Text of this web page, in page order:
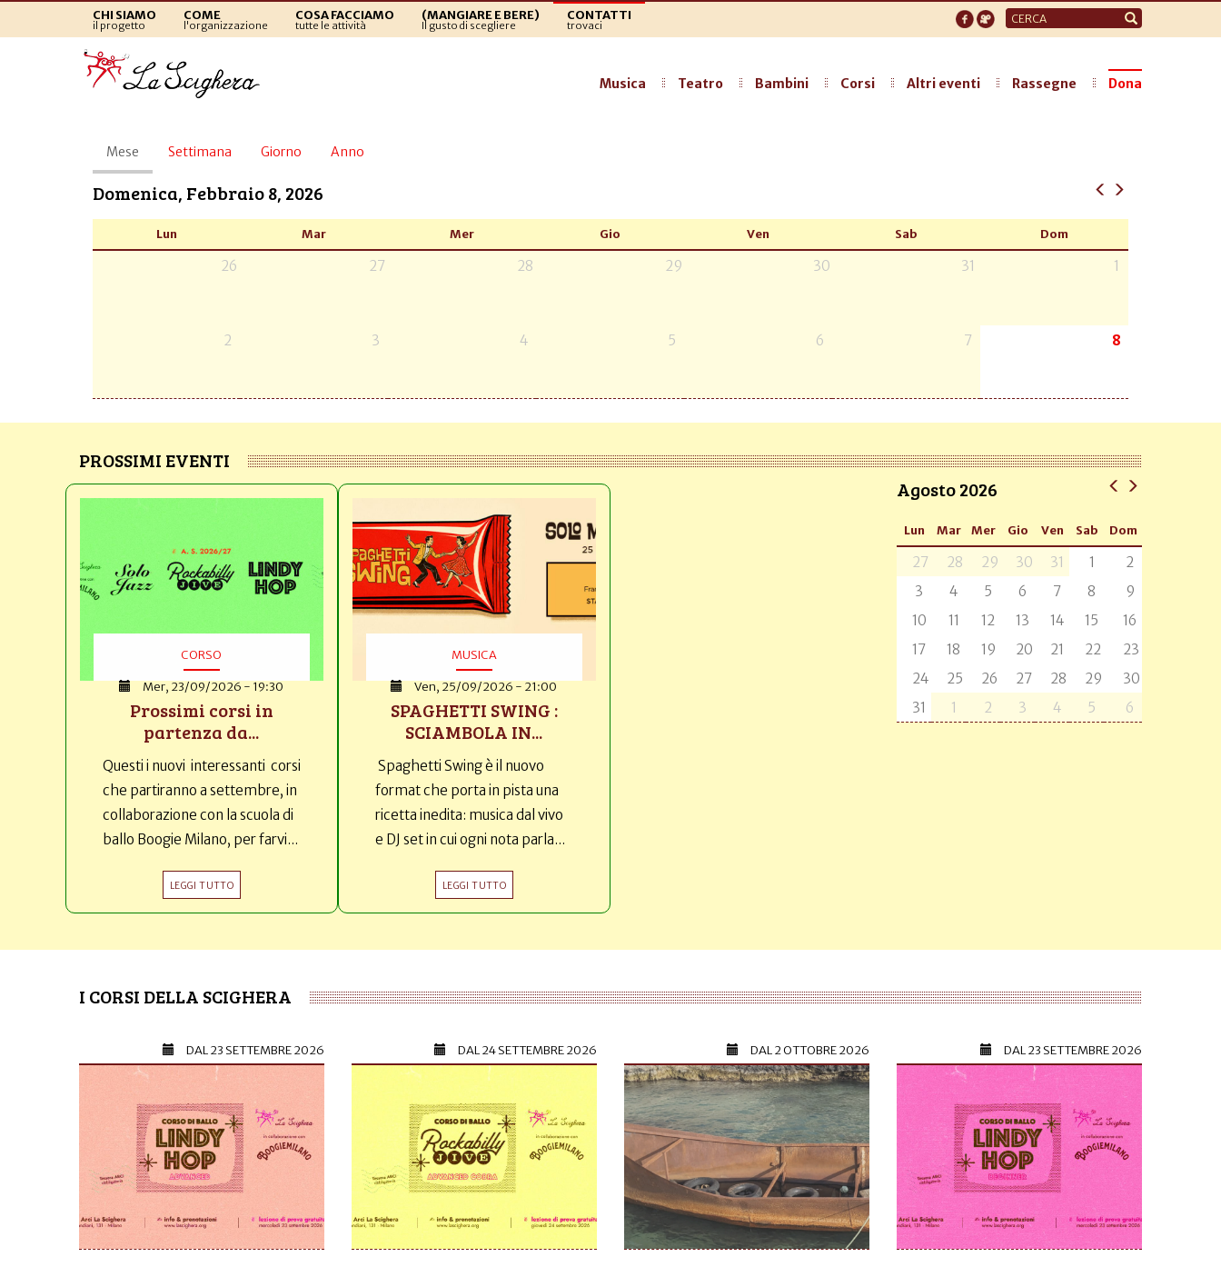
CHI SIAMO
il progetto
COME
l'organizzazione
COSA FACCIAMO
tutte le attività
(MANGIARE E BERE)
Il gusto di scegliere
CONTATTI
trovaci
Form
di
Musica Teatro Bambini Corsi Altri eventi Rassegne Dona
Schede
primarie
Mese (scheda
attiva)
Settimana Giorno Anno
Domenica, Febbraio 8, 2026
Lun Mar Mer Gio Ven Sab Dom
26 27 28 29 30 31 1
2 3 4 5 6 7 8
PROSSIMI EVENTI
CORSO
Mer, 23/09/2026 - 19:30
Prossimi corsi in
partenza da...
Questi i nuovi interessanti corsi
che partiranno a settembre, in
collaborazione con la scuola di
ballo Boogie Milano, per farvi...
LEGGI TUTTO
MUSICA
Ven, 25/09/2026 - 21:00
SPAGHETTI SWING :
SCIAMBOLA IN...
Spaghetti Swing è il nuovo
format che porta in pista una
ricetta inedita: musica dal vivo
e DJ set in cui ogni nota parla...
LEGGI TUTTO
Agosto 2026
Lun Mar Mer Gio Ven Sab Dom
27 28 29 30 31 1
2
3
4 5 6 7 8
9
10
11 12 13 14 15
16
17
18 19 20 21 22
23
24
25 26 27 28 29
30
31
1 2 3 4 5 6
I CORSI DELLA SCIGHERA
DAL23 SETTEMBRE 2026 DAL24 SETTEMBRE 2026 DAL2 OTTOBRE 2026 DAL23 SETTEMBRE 2026